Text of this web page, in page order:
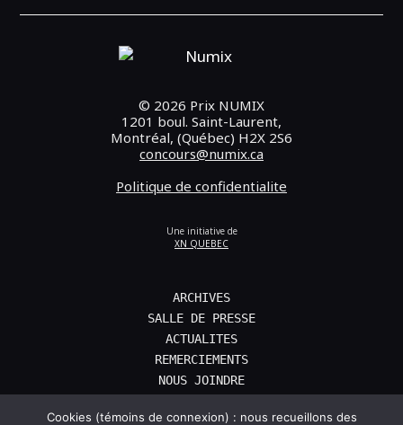
© 2026 Prix NUMIX
1201 boul. Saint-Laurent,
Montréal, (Québec) H2X 2S6
concours@numix.ca
Politique de confidentialite
Une initiative de
XN QUEBEC
ARCHIVES
SALLE DE PRESSE
ACTUALITES
REMERCIEMENTS
NOUS JOINDRE
Cookies (témoins de connexion) : nous recueillons des